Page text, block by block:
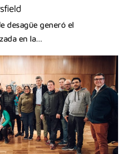
desagüe generó el
en la…